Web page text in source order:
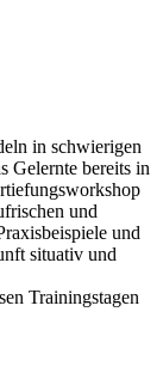
in schwierigen
Gelernte bereits in
und
und
situativ und
Trainingstagen